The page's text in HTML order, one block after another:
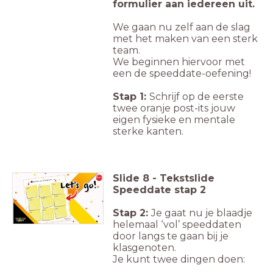
formulier aan iedereen uit.
We gaan nu zelf aan de slag
met het maken van een sterk
team.
We beginnen hiervoor met
een de speeddate-oefening!
Stap 1: Schrijf op de eerste
twee oranje post-its jouw
eigen fysieke en mentale
sterke kanten.
Slide 8 - Tekstslide
Speeddate stap 2
Stap 2:Je gaat nu je blaadje
helemaal ‘vol’ speeddaten
door langs te gaan bij je
klasgenoten.
Je kunt twee dingen doen: